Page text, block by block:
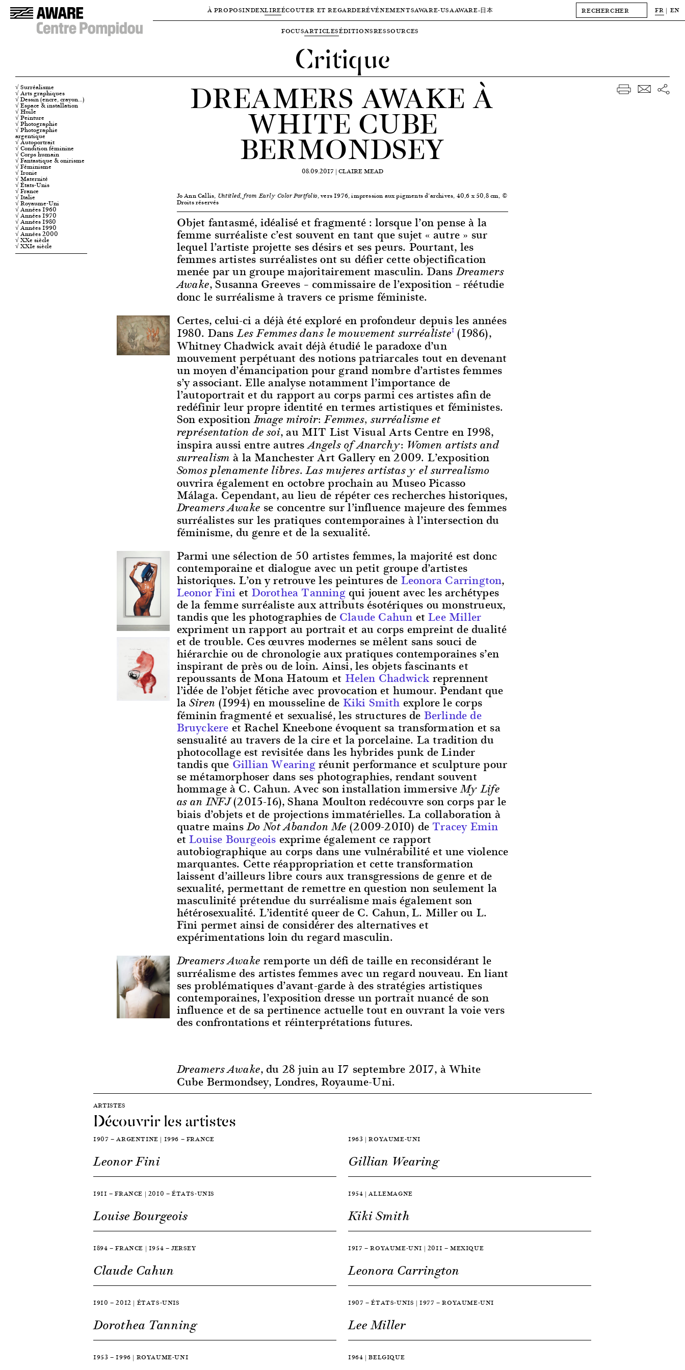
À PROPOSINDEXLIREÉCOUTER ET REGARDERÉVÉNEMENTSAWARE-USAAWARE-日本 FR EN
FOCUSARTICLESÉDITIONSRESSOURCES
Critique
√ Surréalisme
√ Arts graphiques
√ Dessin (encre, crayon…)
√ Espace & installation
√ Huile
√ Peinture
√ Photographie
√ Photographie
argentique
√ Autoportrait
√ Condition féminine
√ Corps humain
√ Fantastique & onirisme
√ Féminisme
√ Ironie
√ Maternité
√ États-Unis
√ France
√ Italie
√ Royaume-Uni
√ Années 1960
√ Années 1970
√ Années 1980
√ Années 1990
√ Années 2000
√ XXe siècle
√ XXIe siècle
DREAMERS AWAKE À
WHITE CUBE
BERMONDSEY
08.09.2017 | CLAIRE MEAD
Jo Ann Callis, Untitled, from Early Color Portfolio, vers 1976, impression aux pigments d’archives, 40,6 x 50,8 cm, ©
Droits réservés
Objet fantasmé, idéalisé et fragmenté : lorsque l’on pense à la
femme surréaliste c’est souvent en tant que sujet « autre » sur
lequel l’artiste projette ses désirs et ses peurs. Pourtant, les
femmes artistes surréalistes ont su défier cette objectification
menée par un groupe majoritairement masculin. DansDreamers
Awake, Susanna Greeves – commissaire de l’exposition – réétudie
donc le surréalisme à travers ce prisme féministe.
Certes, celui-ci a déjà été exploré en profondeur depuis les années
1980. DansLes Femmes dans le mouvement surréaliste1 (1986),
Whitney Chadwick avait déjà étudié le paradoxe d’un
mouvement perpétuant des notions patriarcales tout en devenant
un moyen d’émancipation pour grand nombre d’artistes femmes
s’y associant. Elle analyse notamment l’importance de
l’autoportrait et du rapport au corps parmi ces artistes afin de
redéfinir leur propre identité en termes artistiques et féministes.
Son expositionImage miroir: Femmes, surréalisme et
représentation de soi, au MIT List Visual Arts Centre en 1998,
inspira aussi entre autresAngels of Anarchy: Women artists and
surrealismà la Manchester Art Gallery en 2009. L’exposition
Somos plenamente libres. Las mujeres artistas y el surrealismo
ouvrira également en octobre prochain au Museo Picasso
Málaga. Cependant, au lieu de répéter ces recherches historiques,
Dreamers Awake se concentre sur l’influence majeure des femmes
surréalistes sur les pratiques contemporaines à l’intersection du
féminisme, du genre et de la sexualité.
Parmi une sélection de 50 artistes femmes, la majorité est donc
contemporaine et dialogue avec un petit groupe d’artistes
historiques. L’on y retrouve les peintures de Leonora Carrington,
Leonor Fini et Dorothea Tanningqui jouent avec les archétypes
de la femme surréaliste aux attributs ésotériques ou monstrueux,
tandis que les photographies de Claude Cahun etLee Miller
expriment un rapport au portrait et au corps empreint de dualité
et de trouble. Ces œuvres modernes se mêlent sans souci de
hiérarchie ou de chronologie aux pratiques contemporaines s’en
inspirant de près ou de loin. Ainsi, les objets fascinants et
repoussants de Mona Hatoum et Helen Chadwickreprennent
l’idée de l’objet fétiche avec provocation et humour. Pendant que
laSiren (1994) en mousseline de Kiki Smith explore le corps
féminin fragmenté et sexualisé, les structures de Berlinde de
Bruyckere et Rachel Kneebone évoquent sa transformation et sa
sensualité au travers de la cire et la porcelaine. La tradition du
photocollage est revisitée dans les hybrides punk de Linder
tandis queGillian Wearingréunit performance et sculpture pour
se métamorphoser dans ses photographies, rendant souvent
hommage à C. Cahun. Avec son installation immersiveMy Life
as an INFJ(2015-16), Shana Moulton redécouvre son corps par le
biais d’objets et de projections immatérielles. La collaboration à
quatre mainsDo Not Abandon Me (2009-2010) de Tracey Emin
etLouise Bourgeois exprime également ce rapport
autobiographique au corps dans une vulnérabilité et une violence
marquantes. Cette réappropriation et cette transformation
laissent d’ailleurs libre cours aux transgressions de genre et de
sexualité, permettant de remettre en question non seulement la
masculinité prétendue du surréalisme mais également son
hétérosexualité. L’identité queer de C. Cahun, L. Miller ou L.
Fini permet ainsi de considérer des alternatives et
expérimentations loin du regard masculin.
Dreamers Awake remporte un défi de taille en reconsidérant le
surréalisme des artistes femmes avec un regard nouveau. En liant
ses problématiques d’avant-garde à des stratégies artistiques
contemporaines, l’exposition dresse un portrait nuancé de son
influence et de sa pertinence actuelle tout en ouvrant la voie vers
des confrontations et réinterprétations futures.
Dreamers Awake, du 28 juin au 17 septembre 2017, à White
Cube Bermondsey, Londres, Royaume-Uni.
ARTISTES
Découvrir les artistes
1907 — ARGENTINE | 1996 — FRANCE
Leonor Fini
1963 | ROYAUME-UNI
Gillian Wearing
1911 — FRANCE | 2010 — ÉTATS-UNIS
Louise Bourgeois
1954 | ALLEMAGNE
Kiki Smith
1894 — FRANCE | 1954 — JERSEY
Claude Cahun
1917 — ROYAUME-UNI | 2011 — MEXIQUE
Leonora Carrington
1910 — 2012 | ÉTATS-UNIS
Dorothea Tanning
1907 — ÉTATS-UNIS | 1977 — ROYAUME-UNI
Lee Miller
1953 — 1996 | ROYAUME-UNI 1964 | BELGIQUE